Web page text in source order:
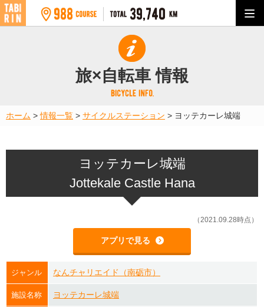
旅×自転車 情報
ホーム >情報一覧 > サイクルステーション > ヨッテカーレ城端
ヨッテカーレ城端
Jottekale Castle Hana
（2021.09.28時点）
アプリで見る
ジャンル なんチャリエイド（南砺市）
施設名称 ヨッテカーレ城端